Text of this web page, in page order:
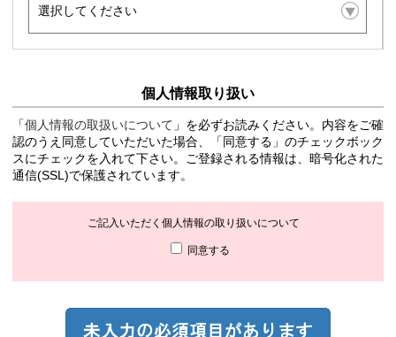
個人情報取り扱い
「個人情報の取扱いについて 」を必ずお読みください。内容をご確
認のうえ同意していただいた場合、「同意する」のチェックボック
スにチェックを入れて下さい。ご登録される情報は、暗号化された
通信(SSL)で保護されています。
ご記入いただく個人情報の取り扱いについて
同意する